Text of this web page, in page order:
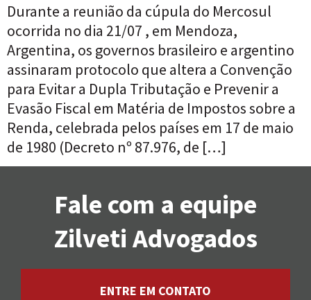
Durante a reunião da cúpula do Mercosul
ocorrida no dia 21/07 , em Mendoza,
Argentina, os governos brasileiro e argentino
assinaram protocolo que altera a Convenção
para Evitar a Dupla Tributação e Prevenir a
Evasão Fiscal em Matéria de Impostos sobre a
Renda, celebrada pelos países em 17 de maio
de 1980 (Decreto nº 87.976, de […]
Fale com a equipe
Zilveti Advogados
ENTRE EM CONTATO